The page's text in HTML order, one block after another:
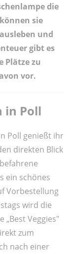
die
sie
und
gibt es
Plätze zu
vor.
in Poll
Poll genießt ihr
direkten Blick
ein schönes
Vorbestellung
wird die
„Best Veggies"
zum
nach einer